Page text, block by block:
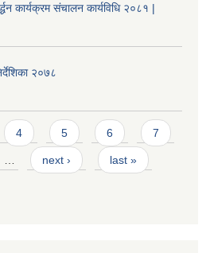
कार्यक्रम संचालन कार्यविधि २०८१ |
२०७८
4 5 6 7
… next › last »